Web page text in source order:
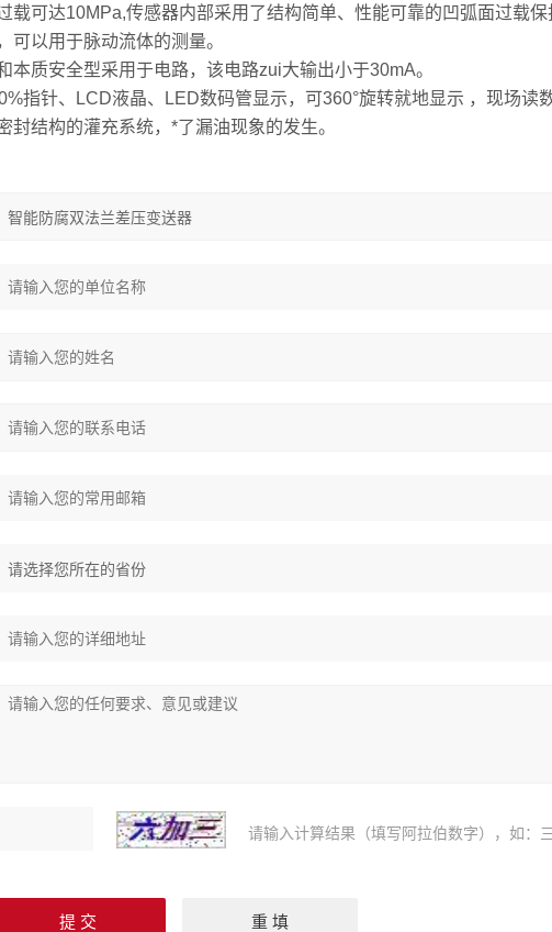
可达10MPa,传感器内部采用了结构简单、性能可靠的凹弧面过载保
以用于脉动流体的测量。
质安全型采用于电路，该电路zui大输出小于30mA。
指针、LCD液晶、LED数码管显示，可360°旋转就地显示 ，现场读
结构的灌充系统，*了漏油现象的发生。
请输入计算结果（填写阿拉伯数字），如：